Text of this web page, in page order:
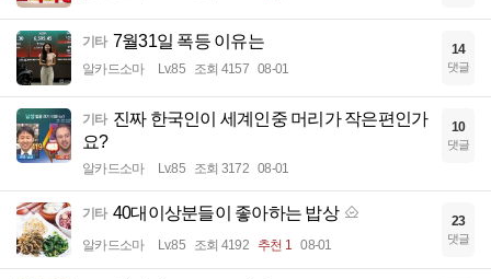
기타 7월31일 폭등 이유는
알카드소마 Lv.85 조회 4157 08-01
14
댓글
기타 진짜 한국인이 세계인중 머리가 작은편인가
요?
알카드소마 Lv.85 조회 3172 08-01
10
댓글
기타 40대이상분들이 좋아하는 밥상
알카드소마 Lv.85 조회 4192 추천 1 08-01
23
댓글